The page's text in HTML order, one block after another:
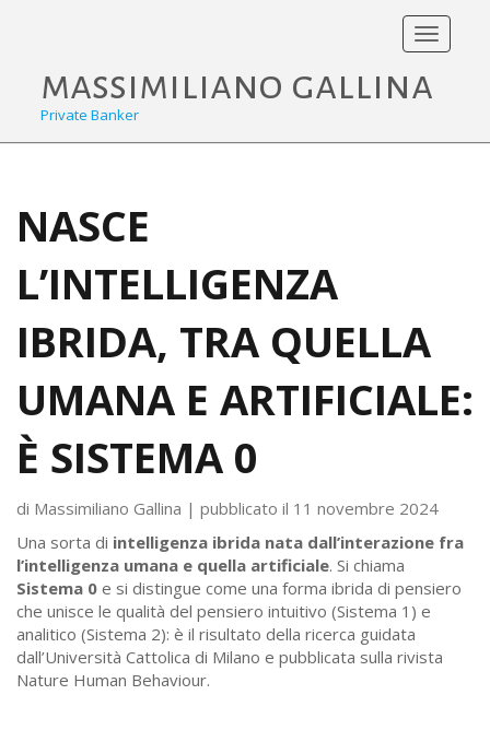
Toggle
massimiliano gallina
Private Banker
NASCE
L’INTELLIGENZA
IBRIDA, TRA QUELLA
UMANA E ARTIFICIALE:
È SISTEMA 0
di Massimiliano Gallina | pubblicato il 11 novembre 2024
Una sorta di intelligenza ibrida nata dall’interazione fra
l’intelligenza umana e quella artificiale. Si chiama
Sistema 0 e si distingue come una forma ibrida di pensiero
che unisce le qualità del pensiero intuitivo (Sistema 1) e
analitico (Sistema 2): è il risultato della ricerca guidata
dall’Università Cattolica di Milano e pubblicata sulla rivista
Nature Human Behaviour.